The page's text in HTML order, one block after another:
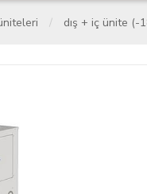
dış + i̇ç ünite (-